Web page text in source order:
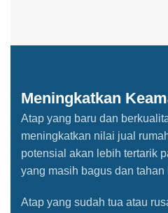
Meningkatkan
Atap yang baru dan
meningkatkan nilai jual
potensial akan lebih tertarik
yang masih bagus dan tahan
Atap yang sudah tua atau